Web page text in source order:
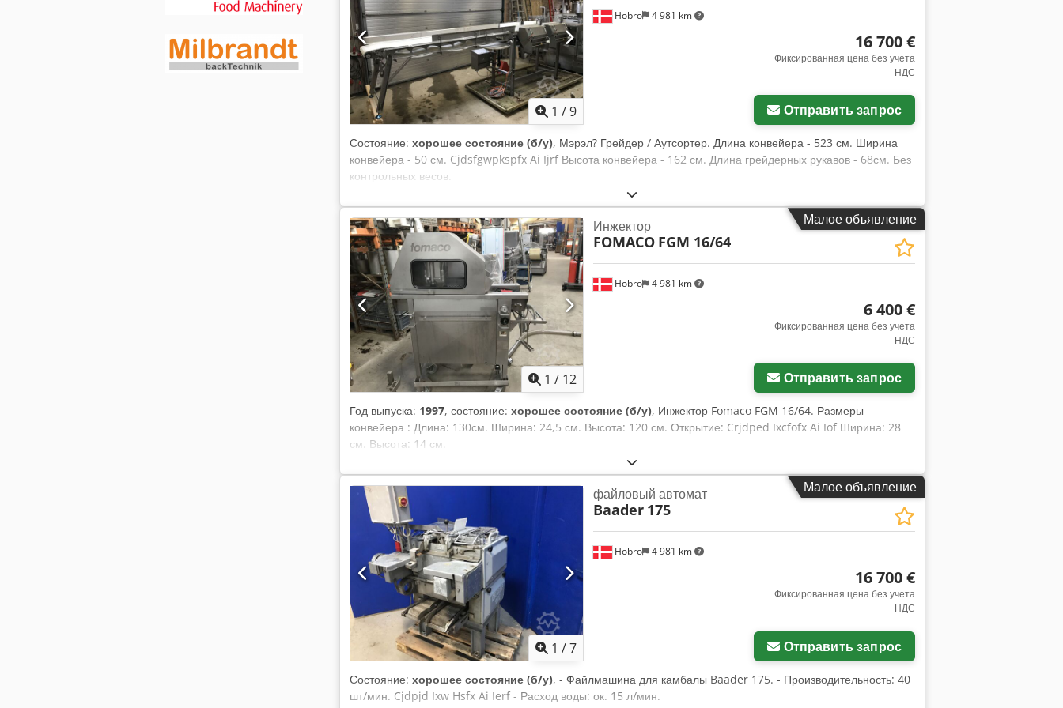
1 /9
Hobro 4 981 km
16 700 €
Фиксированная цена без учета
НДС
Отправить запрос
Состояние: хорошее состояние (б/у), Мэрэл? Грейдер / Аутсортер. Длина конвейера - 523 см. Ширина
конвейера - 50 см. Cjdsfgwpkspfx Ai Ijrf Высота конвейера - 162 см. Длина грейдерных рукавов - 68см. Без
контрольных весов.
Малое объявление
1 / 12
Hobro 4 981 km
Инжектор
FOMACO FGM 16/64
6 400 €
Фиксированная цена без учета
НДС
Отправить запрос
Год выпуска: 1997, состояние: хорошее состояние (б/у), Инжектор Fomaco FGM 16/64. Размеры
конвейера : Длина: 130см. Ширина: 24,5 см. Высота: 120 см. Открытие: Crjdped Ixcfofx Ai Iof Ширина: 28
см. Высота: 14 см.
Малое объявление
1 /7
Hobro 4 981 km
файловый автомат
Baader 175
16 700 €
Фиксированная цена без учета
НДС
Отправить запрос
Состояние: хорошее состояние (б/у), - Файлмашина для камбалы Baader 175. - Производительность: 40
шт/мин. Cjdpjd Ixw Hsfx Ai Ierf - Расход воды: ок. 15 л/мин.